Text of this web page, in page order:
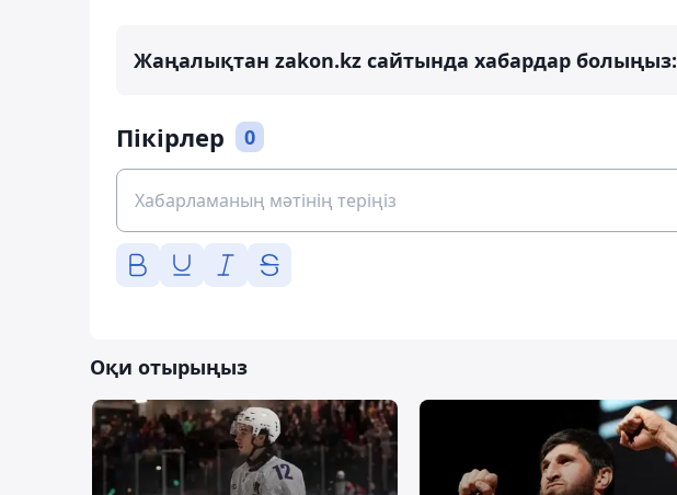
Жаңалықтан zakon.kz сайтында хабардар болыңыз:
Пікірлер 0
Оқи отырыңыз